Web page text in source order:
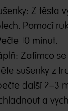
Z těsta
Pomocí
10 minut.
Zatímco
sušenky z
další 2–3
a